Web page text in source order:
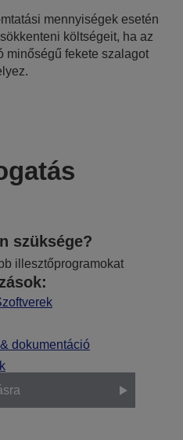
mennyiségek esetén
költségeit, ha az
minőségű fekete szalagot
szüksége?
illesztőprogramokat
dokumentáció